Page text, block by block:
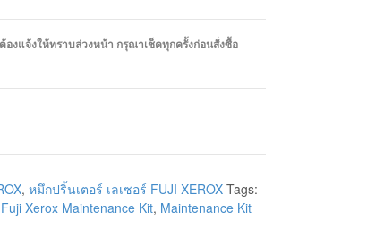
งแจ้งให้ทราบล่วงหน้า กรุณาเช็คทุกครั้งก่อนสั่งซื้อ
, หมึกปริ้นเตอร์ เลเซอร์ FUJI XEROX Tags:
Fuji Xerox Maintenance Kit, Maintenance Kit